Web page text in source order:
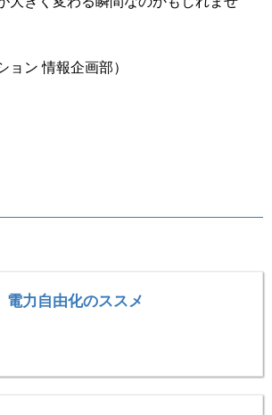
ョン 情報企画部）
電力自由化のススメ